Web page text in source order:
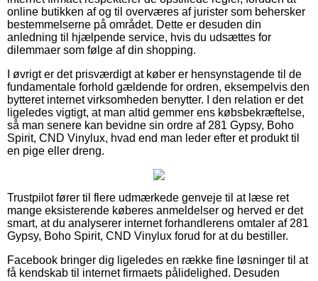
online butikken af og til overværes af jurister som behersker
bestemmelserne på området. Dette er desuden din
anledning til hjælpende service, hvis du udsættes for
dilemmaer som følge af din shopping.
I øvrigt er det prisværdigt at køber er hensynstagende til de
fundamentale forhold gældende for ordren, eksempelvis den
bytteret internet virksomheden benytter. I den relation er det
ligeledes vigtigt, at man altid gemmer ens købsbekræftelse,
så man senere kan bevidne sin ordre af 281 Gypsy, Boho
Spirit, CND Vinylux, hvad end man leder efter et produkt til
en pige eller dreng.
Trustpilot fører til flere udmærkede genveje til at læse ret
mange eksisterende køberes anmeldelser og herved er det
smart, at du analyserer internet forhandlerens omtaler af 281
Gypsy, Boho Spirit, CND Vinylux forud for at du bestiller.
Facebook bringer dig ligeledes en række fine løsninger til at
få kendskab til internet firmaets pålidelighed. Desuden